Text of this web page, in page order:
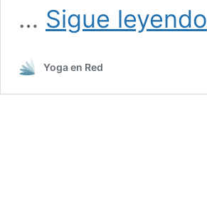
… Sigue leyendo
Yoga en Red